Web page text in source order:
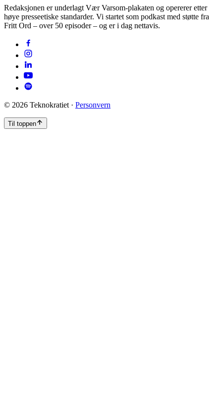
Redaksjonen er underlagt Vær Varsom-plakaten og opererer etter
høye presseetiske standarder. Vi startet som podkast med støtte fra
Fritt Ord – over 50 episoder – og er i dag nettavis.
© 2026 Teknokratiet · Personvern
Til toppen